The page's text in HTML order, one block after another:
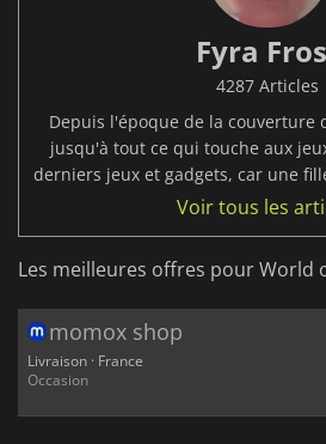
Fyra
4287 Articles
Depuis l'époque de la couverture
jusqu'à tout ce qui touche aux
derniers jeux et gadgets, car une
Voir tous les
Les meilleures offres pour World
momox shop
Livraison · France
Occasion